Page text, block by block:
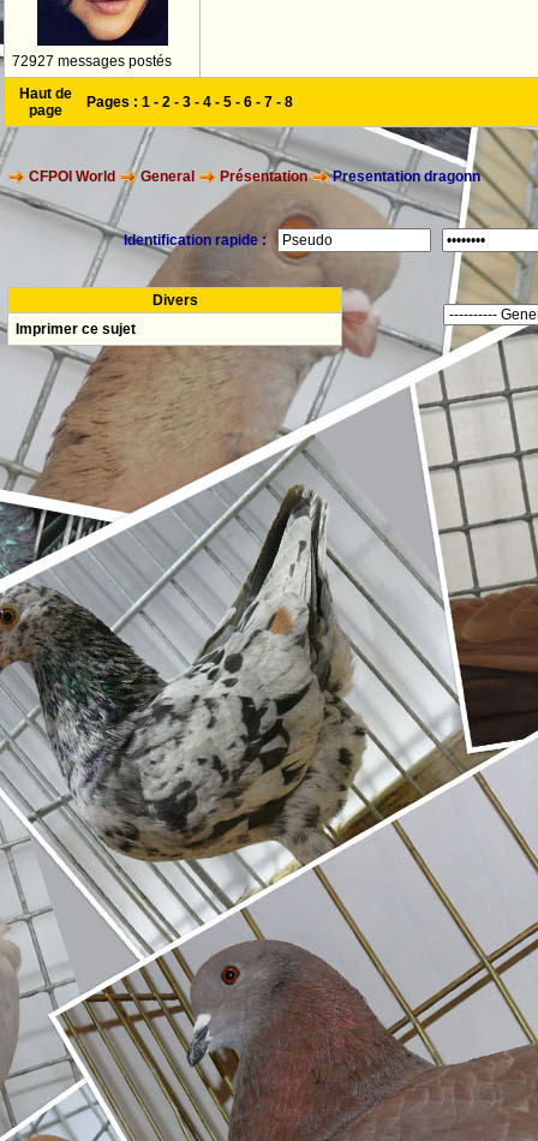
72927 messages postés
Haut de
page
Pages : 1 - 2 - 3 - 4 - 5 - 6 - 7 - 8
CFPOI World General Présentation Presentation dragonn
Identification rapide :
Divers
Imprimer ce sujet